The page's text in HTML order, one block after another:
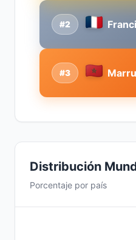
#2
#3
Distribución
Porcentaje por país